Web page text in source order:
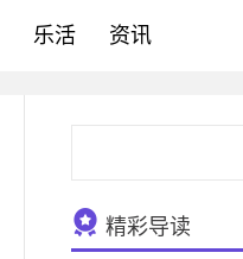
乐活 资讯
精彩导读